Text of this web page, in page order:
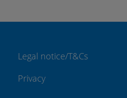
Legal notice/T&Cs
Privacy